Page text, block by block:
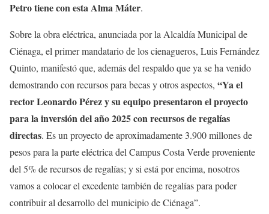
Petro tiene con esta Alma Máter.
Sobre la obra eléctrica, anunciada por la Alcaldía Municipal de
Ciénaga, el primer mandatario de los cienagueros, Luis Fernández
Quinto, manifestó que, además del respaldo que ya se ha venido
demostrando con recursos para becas y otros aspectos, “Ya el
rector Leonardo Pérez y su equipo presentaron el proyecto
para la inversión del año 2025 con recursos de regalías
directas. Es un proyecto de aproximadamente 3.900 millones de
pesos para la parte eléctrica del Campus Costa Verde proveniente
del 5% de recursos de regalías; y si está por encima, nosotros
vamos a colocar el excedente también de regalías para poder
contribuir al desarrollo del municipio de Ciénaga”.